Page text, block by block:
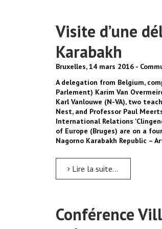
Visite d’une
Karabakh
Bruxelles, 14 mars 2016 -
A delegation from Belgium,
Parlement) Karim Van
Karl Vanlouwe (N-VA), two
Nest, and Professor Paul
International Relations
of Europe (Bruges) are on a
Nagorno Karabakh Republic –
Lire la suite...
Conférence